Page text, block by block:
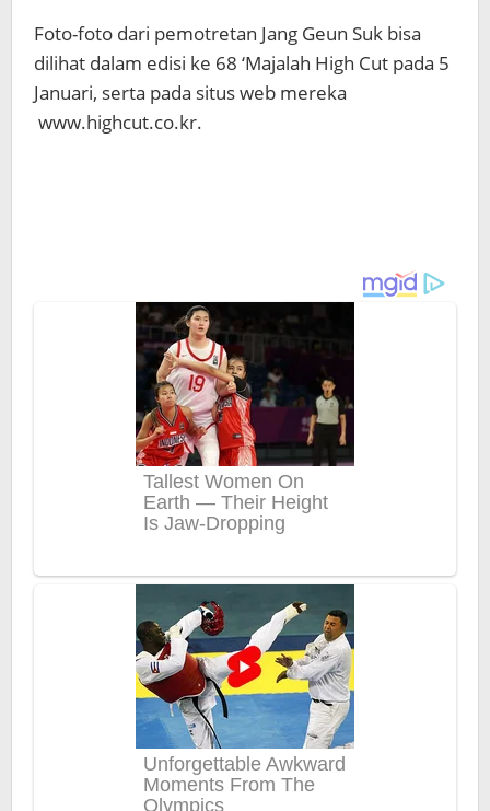
Foto-foto dari pemotretan Jang Geun Suk bisa
dilihat dalam edisi ke 68 ‘Majalah High Cut pada 5
Januari, serta pada situs web mereka
www.highcut.co.kr.